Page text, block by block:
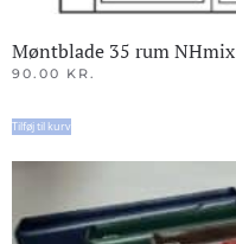
Møntblade 35 rum NHmix
90.00 KR.
Tilføj til kurv